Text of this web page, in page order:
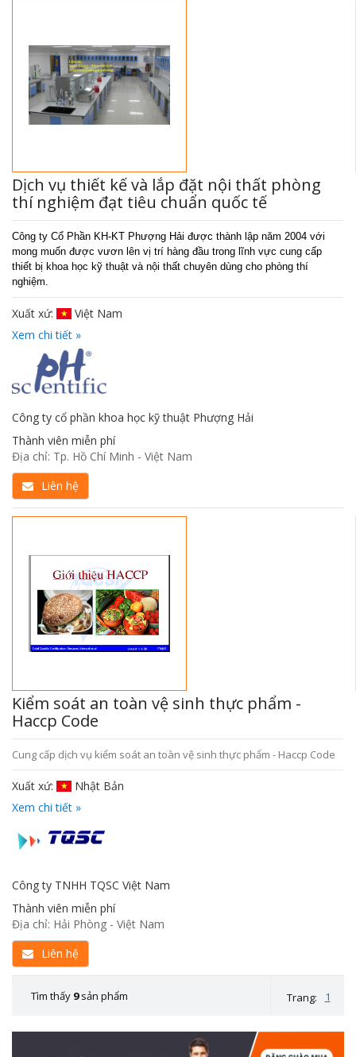
Dịch vụ thiết kế và lắp đặt nội thất phòng
thí nghiệm đạt tiêu chuẩn quốc tế
Công ty Cổ Phần KH-KT Phượng Hải được thành lập năm 2004 với
mong muốn được vươn lên vị trí hàng đầu trong lĩnh vực cung cấp
thiết bị khoa học kỹ thuật và nội thất chuyên dùng cho phòng thí
nghiệm.
Xuất xứ:
Việt Nam
Xem chi tiết »
Công ty cổ phần khoa học kỹ thuật Phượng Hải
Thành viên miễn phí
Địa chỉ: Tp. Hồ Chí Minh - Việt Nam
Liên hệ
Kiểm soát an toàn vệ sinh thực phẩm -
Haccp Code
Cung cấp dịch vụ kiểm soát an toàn vệ sinh thực phẩm - Haccp Code
Xuất xứ:
Nhật Bản
Xem chi tiết »
Công ty TNHH TQSC Việt Nam
Thành viên miễn phí
Địa chỉ: Hải Phòng - Việt Nam
Liên hệ
Tìm thấy 9sản phẩm Trang: 1